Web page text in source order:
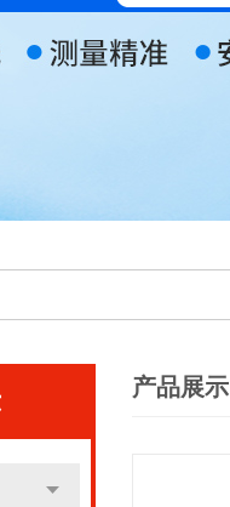
产品展示